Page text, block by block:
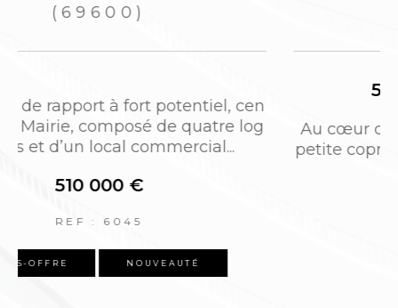
Dans le centre d’Oullins, à quelques mètr
es de la mairie, du métro et de toutes les